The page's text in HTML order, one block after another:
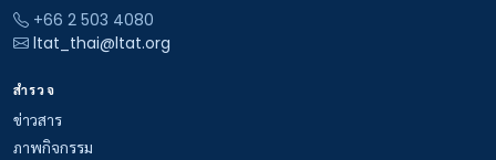
+66 2 503 4080
ltat_thai@ltat.org
สำรวจ
ข่าวสาร
ภาพกิจกรรม